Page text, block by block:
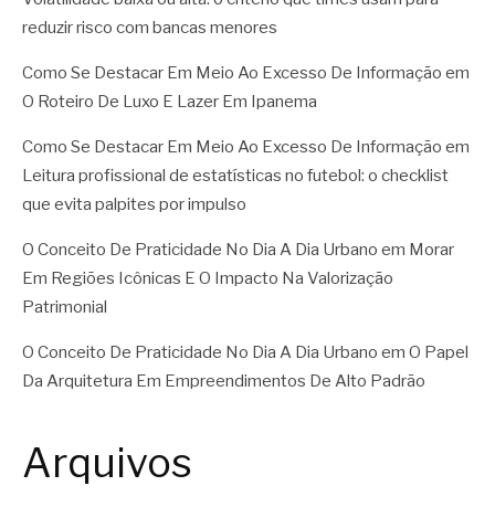
reduzir risco com bancas menores
Como Se Destacar Em Meio Ao Excesso De Informação em
O Roteiro De Luxo E Lazer Em Ipanema
Como Se Destacar Em Meio Ao Excesso De Informação em
Leitura profissional de estatísticas no futebol: o checklist
que evita palpites por impulso
O Conceito De Praticidade No Dia A Dia Urbano em Morar
Em Regiões Icônicas E O Impacto Na Valorização
Patrimonial
O Conceito De Praticidade No Dia A Dia Urbano em O Papel
Da Arquitetura Em Empreendimentos De Alto Padrão
Arquivos